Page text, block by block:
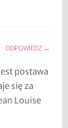
ODPOWIEDZ
postawa
się za
Louise